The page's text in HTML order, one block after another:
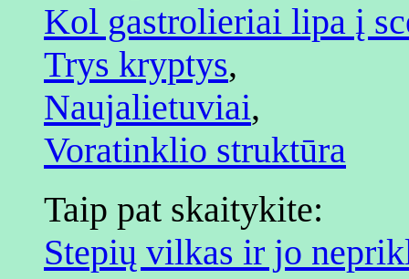
Kol gastrolieriai lipa į
Trys kryptys,
Naujalietuviai,
Voratinklio struktūra
Taip pat skaitykite:
Stepių vilkas ir jo